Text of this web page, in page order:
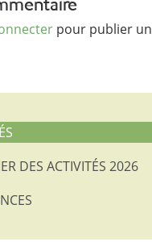
pour publier un
DES ACTIVITÉS 2026